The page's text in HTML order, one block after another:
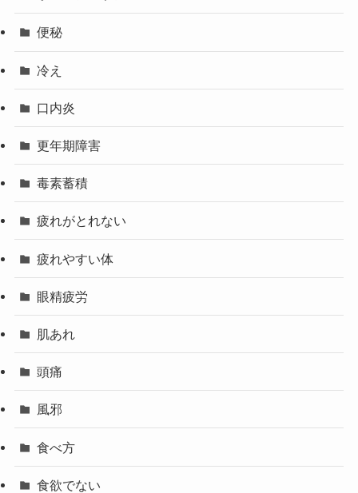
便秘
冷え
口内炎
更年期障害
毒素蓄積
疲れがとれない
疲れやすい体
眼精疲労
肌あれ
頭痛
風邪
食べ方
食欲でない